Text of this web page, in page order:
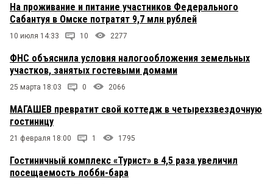
На проживание и питание участников Федерального
Сабантуя в Омске потратят 9,7 млн рублей
10 июля 14:33 10 2277
ФНС объяснила условия налогообложения земельных
участков, занятых гостевыми домами
25 марта 18:03 0 2066
МАГАШЕВ превратит свой коттедж в четырехзвездочную
гостиницу
21 февраля 18:00 1 1795
Гостиничный комплекс «Турист» в 4,5 раза увеличил
посещаемость лобби-бара